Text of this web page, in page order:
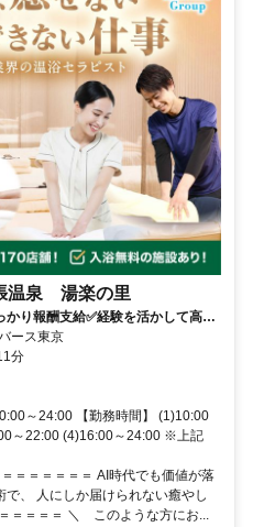
温泉 湯楽の里
り報酬支給✅経験を活かして高時
に職を。無理なく、自分のペース
ース東京
11分
～24:00 【勤務時間】 (1)10:00
～22:00 (4)16:00～24:00 ※上記
＝＝＝＝＝＝ AI時代でも価値が落
で、 人にしか届けられない癒やし
＝＝＝＝ ＼ このような方にお...